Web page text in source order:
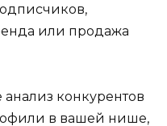
или продажа
анализ конкурентов
в вашей нише,